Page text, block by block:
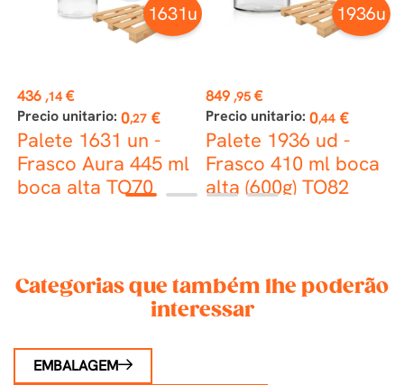
1631u
Preço
436 ,14 €
Precio unitario: 0,27 €
Palete 1631 un -
Frasco Aura 445 ml
boca alta TO70
1936u
Preço
849 ,95 €
Precio unitario: 0,44 €
Palete 1936 ud -
Frasco 410 ml boca
alta (600g) TO82
1 2 3 4
Categorias que também lhe poderão
interessar
EMBALAGEM